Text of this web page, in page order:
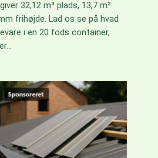
32,12 m³ plads, 13,7 m²
frihøjde. Lad os se på hvad
i en 20 fods container,